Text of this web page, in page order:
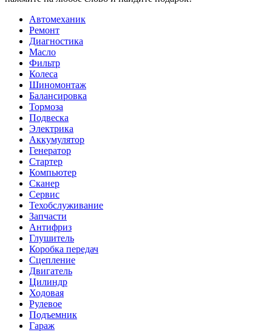
Автомеханик
Ремонт
Диагностика
Масло
Фильтр
Колеса
Шиномонтаж
Балансировка
Тормоза
Подвеска
Электрика
Аккумулятор
Генератор
Стартер
Компьютер
Сканер
Сервис
Техобслуживание
Запчасти
Антифриз
Глушитель
Коробка передач
Сцепление
Двигатель
Цилиндр
Ходовая
Рулевое
Подъемник
Гараж